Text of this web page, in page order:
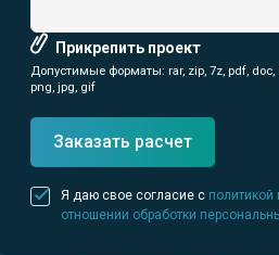
Прикрепить проект
Допустимые форматы: rar, zip, 7z, pdf, doc,
png, jpg, gif
Заказать расчет
Я даю свое согласие с
отношении обработки